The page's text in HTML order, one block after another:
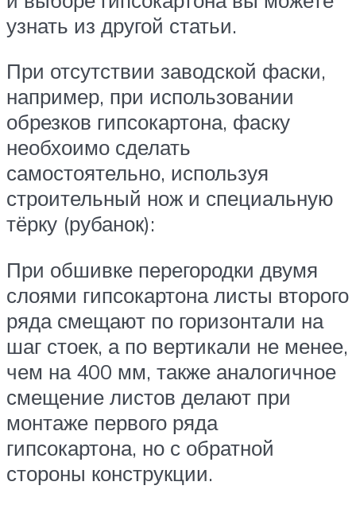
узнать из другой статьи.
При отсутствии заводской фаски,
например, при использовании
обрезков гипсокартона, фаску
необхоимо сделать
самостоятельно, используя
строительный нож и специальную
тёрку (рубанок):
При обшивке перегородки двумя
слоями гипсокартона листы второго
ряда смещают по горизонтали на
шаг стоек, а по вертикали не менее,
чем на 400 мм, также аналогичное
смещение листов делают при
монтаже первого ряда
гипсокартона, но с обратной
стороны конструкции.